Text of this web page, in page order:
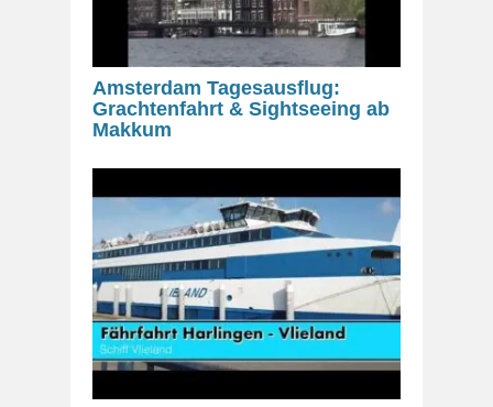
Amsterdam Tagesausflug:
Grachtenfahrt & Sightseeing ab
Makkum